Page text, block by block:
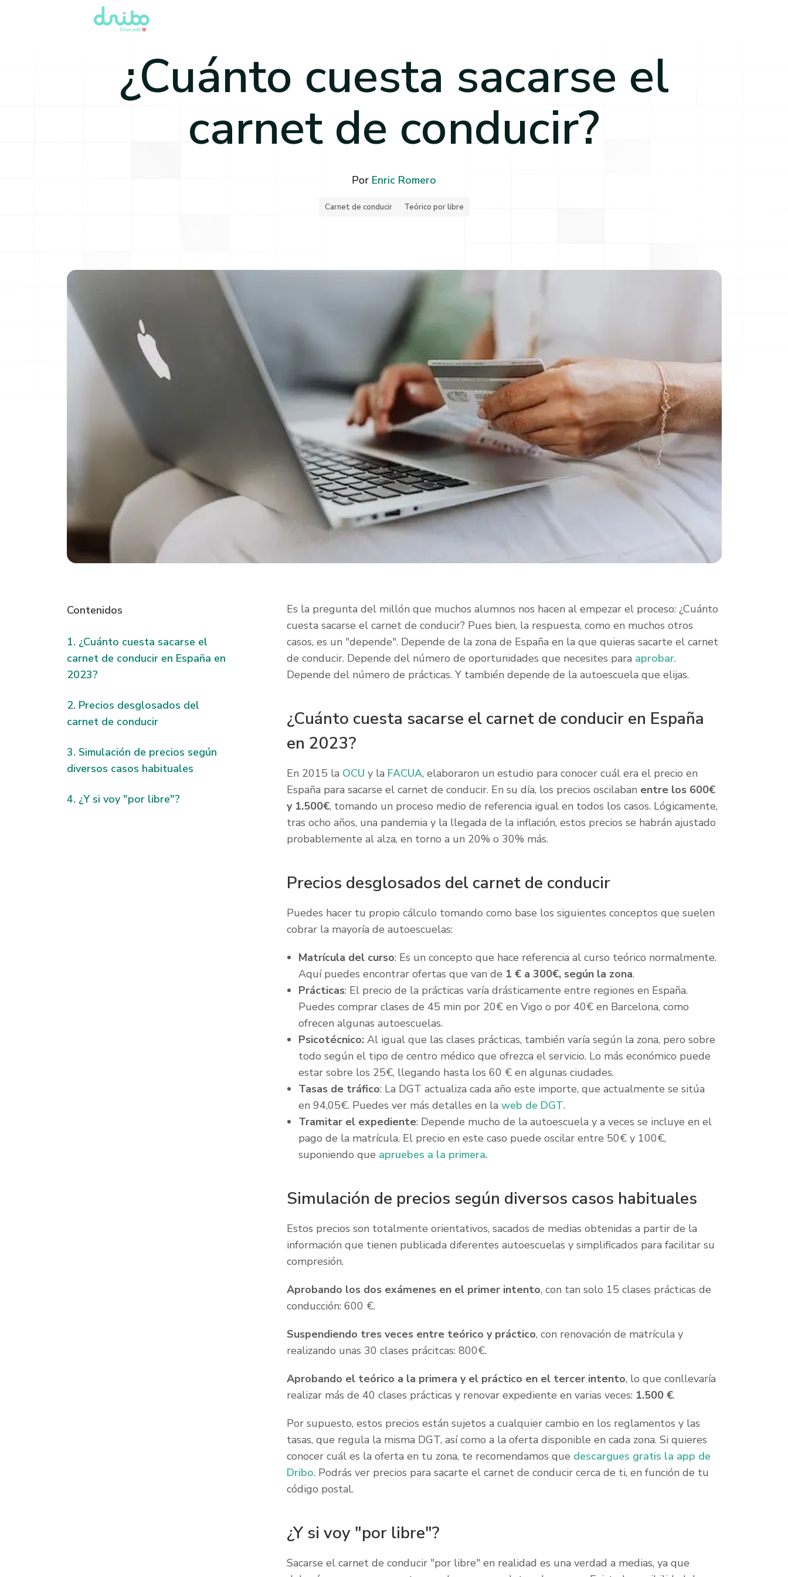
¿Cuánto cuesta sacarse el
carnet de conducir?
Por Enric Romero
Carnet de conducir Teórico por libre
Contenidos
¿Cuánto cuesta sacarse el
carnet de conducir en España en
2023?
Precios desglosados del
carnet de conducir
Simulación de precios según
diversos casos habituales
¿Y si voy "por libre"?
Es la pregunta del millón que muchos alumnos nos hacen al empezar el proceso: ¿Cuánto
cuesta sacarse el carnet de conducir? Pues bien, la respuesta, como en muchos otros
casos, es un "depende". Depende de la zona de España en la que quieras sacarte el carnet
de conducir. Depende del número de oportunidades que necesites para aprobar.
Depende del número de prácticas. Y también depende de la autoescuela que elijas.
¿Cuánto cuesta sacarse el carnet de conducir en España
en 2023?
En 2015 la OCU y la FACUA, elaboraron un estudio para conocer cuál era el precio en
España para sacarse el carnet de conducir. En su día, los precios oscilaban entre los 600€
y 1.500€, tomando un proceso medio de referencia igual en todos los casos. Lógicamente,
tras ocho años, una pandemia y la llegada de la inflación, estos precios se habrán ajustado
probablemente al alza, en torno a un 20% o 30% más.
Precios desglosados del carnet de conducir
Puedes hacer tu propio cálculo tomando como base los siguientes conceptos que suelen
cobrar la mayoría de autoescuelas:
Matrícula del curso: Es un concepto que hace referencia al curso teórico normalmente.
Aquí puedes encontrar ofertas que van de 1 € a 300€, según la zona.
Prácticas: El precio de la prácticas varía drásticamente entre regiones en España.
Puedes comprar clases de 45 min por 20€ en Vigo o por 40€ en Barcelona, como
ofrecen algunas autoescuelas.
Psicotécnico: Al igual que las clases prácticas, también varía según la zona, pero sobre
todo según el tipo de centro médico que ofrezca el servicio. Lo más económico puede
estar sobre los 25€, llegando hasta los 60 € en algunas ciudades.
Tasas de tráfico: La DGT actualiza cada año este importe, que actualmente se sitúa
en 94,05€. Puedes ver más detalles en la web de DGT.
Tramitar el expediente: Depende mucho de la autoescuela y a veces se incluye en el
pago de la matrícula. El precio en este caso puede oscilar entre 50€ y 100€,
suponiendo que apruebes a la primera.
Simulación de precios según diversos casos habituales
Estos precios son totalmente orientativos, sacados de medias obtenidas a partir de la
información que tienen publicada diferentes autoescuelas y simplificados para facilitar su
compresión.
Aprobando los dos exámenes en el primer intento, con tan solo 15 clases prácticas de
conducción: 600 €.
Suspendiendo tres veces entre teórico y práctico, con renovación de matrícula y
realizando unas 30 clases prácitcas: 800€.
Aprobando el teórico a la primera y el práctico en el tercer intento, lo que conllevaría
realizar más de 40 clases prácticas y renovar expediente en varias veces: 1.500 €.
Por supuesto, estos precios están sujetos a cualquier cambio en los reglamentos y las
tasas, que regula la misma DGT, así como a la oferta disponible en cada zona. Si quieres
conocer cuál es la oferta en tu zona, te recomendamos que descargues gratis la app de
Dribo. Podrás ver precios para sacarte el carnet de conducir cerca de ti, en función de tu
código postal.
¿Y si voy "por libre"?
Sacarse el carnet de conducir "por libre" en realidad es una verdad a medias, ya que